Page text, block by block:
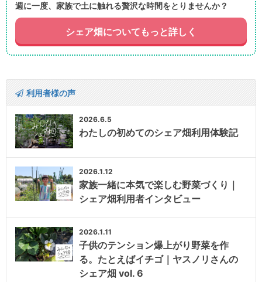
週に一度、家族で土に触れる贅沢な時間をとりませんか？
シェア畑についてもっと詳しく
利用者様の声
2026.6.5
わたしの初めてのシェア畑利用体験記
2026.1.12
家族一緒に本気で楽しむ野菜づくり｜
シェア畑利用者インタビュー
2026.1.11
子供のテンション爆上がり野菜を作
る。たとえばイチゴ｜ヤスノリさんの
シェア畑 vol. 6